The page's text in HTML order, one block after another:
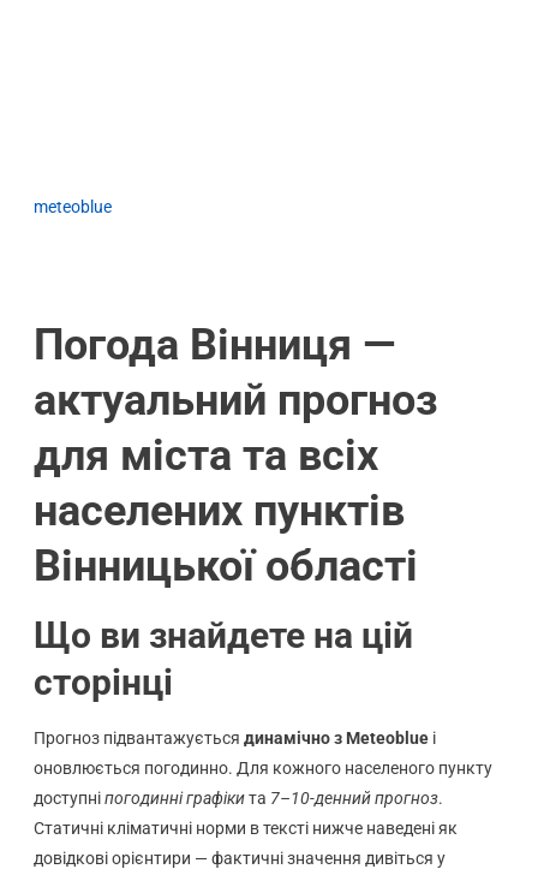
meteoblue
Погода Вінниця —
актуальний прогноз
для міста та всіх
населених пунктів
Вінницької області
Що ви знайдете на цій
сторінці
Прогноз підвантажується динамічно з Meteoblueі
оновлюється погодинно. Для кожного населеного пункту
доступніпогодинні графікита 7–10-денний прогноз.
Статичні кліматичні норми в тексті нижче наведені як
довідкові орієнтири — фактичні значення дивіться у